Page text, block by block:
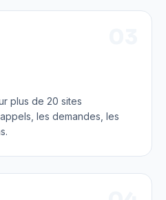
plus de 20 sites
les demandes, les